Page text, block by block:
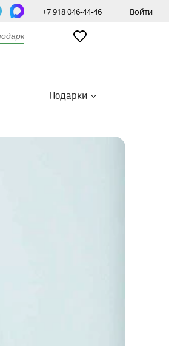
+7 918 046-44-46 Войти
Подарки